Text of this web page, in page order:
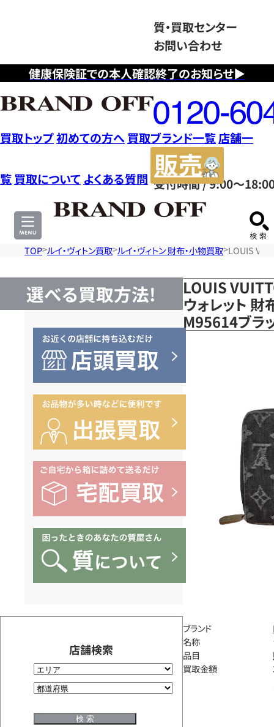
健康保険証での本人確認終了のお知らせ▶
質・買取センター
お問い合わせ
フ
リ
ー
ダ
イ
ヤ
ル
0120604117
受付時間 / 9:00～
買取トップ初めての方へ 買取ブランド一覧店舗一
覧 買取について よくある質問
サ
TOP ルイ・ヴィトン買取 ルイ・ヴィトン 財布・小物買取 LOUIS
選べる買取方法!
店舗検索
LOUIS
ウォレット 財
M95614ブラ
ブランド
名称
品目
買取金額